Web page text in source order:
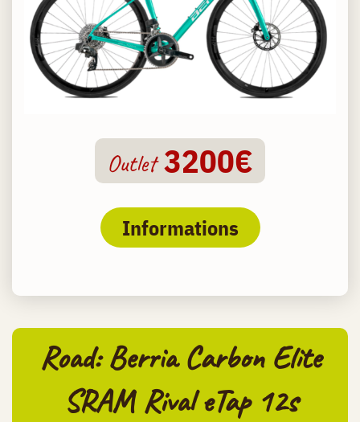
Outlet 3200€
Informations
Road: Berria Carbon Elite
SRAM Rival eTap 12s